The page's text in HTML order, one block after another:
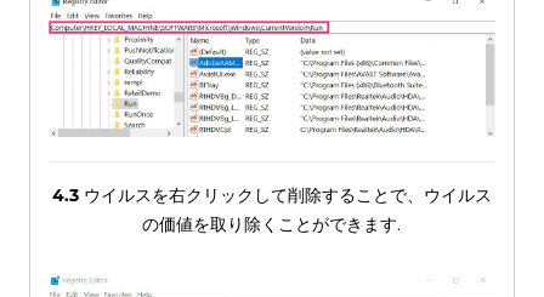
4.3ウイルスを右クリックして削除することで、ウイルス
の価値を取り除くことができます.